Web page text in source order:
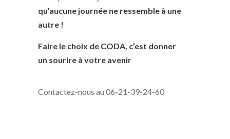
qu’aucune journée ne ressemble à une
autre !
Faire le choix de CODA, c’est donner
un sourire à votre avenir
Contactez-nous au 06-21-39-24-60